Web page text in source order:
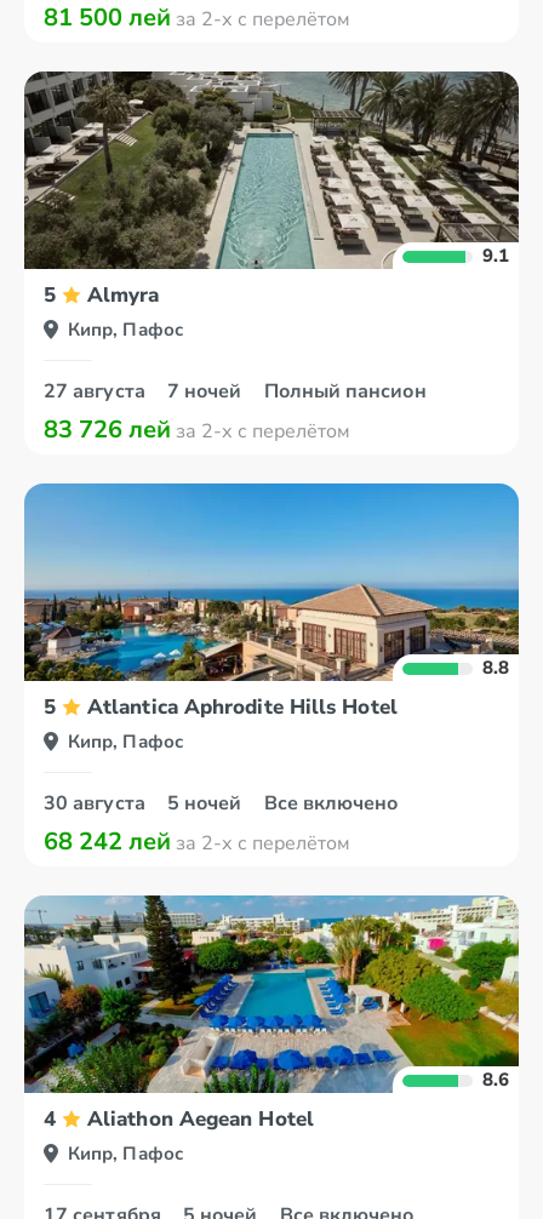
81 500 лей за 2-х с перелётом
9.1
5 Almyra
Кипр, Пафос
27 августа 7 ночей Полный пансион
83 726 лей за 2-х с перелётом
8.8
5 Atlantica Aphrodite Hills Hotel
Кипр, Пафос
30 августа 5 ночей Все включено
68 242 лей за 2-х с перелётом
8.6
4 Aliathon Aegean Hotel
Кипр, Пафос